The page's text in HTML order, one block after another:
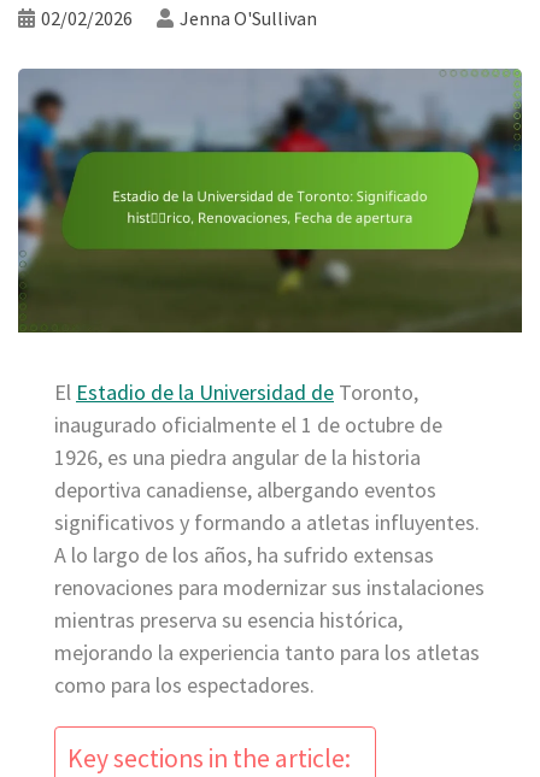
02/02/2026 Jenna O'Sullivan
El Estadio de la Universidad de Toronto,
inaugurado oficialmente el 1 de octubre de
1926, es una piedra angular de la historia
deportiva canadiense, albergando eventos
significativos y formando a atletas influyentes.
A lo largo de los años, ha sufrido extensas
renovaciones para modernizar sus instalaciones
mientras preserva su esencia histórica,
mejorando la experiencia tanto para los atletas
como para los espectadores.
Key sections in the article: